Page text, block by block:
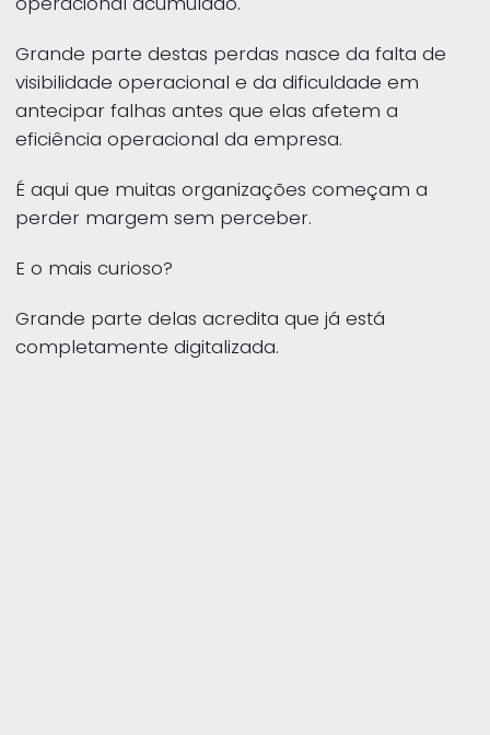
Grande parte destas perdas nasce da falta de
visibilidade operacional e da dificuldade em
antecipar falhas antes que elas afetem a
eficiência operacional da empresa.
É aqui que muitas organizações começam a
perder margem sem perceber.
E o mais curioso?
Grande parte delas acredita que já está
completamente digitalizada.